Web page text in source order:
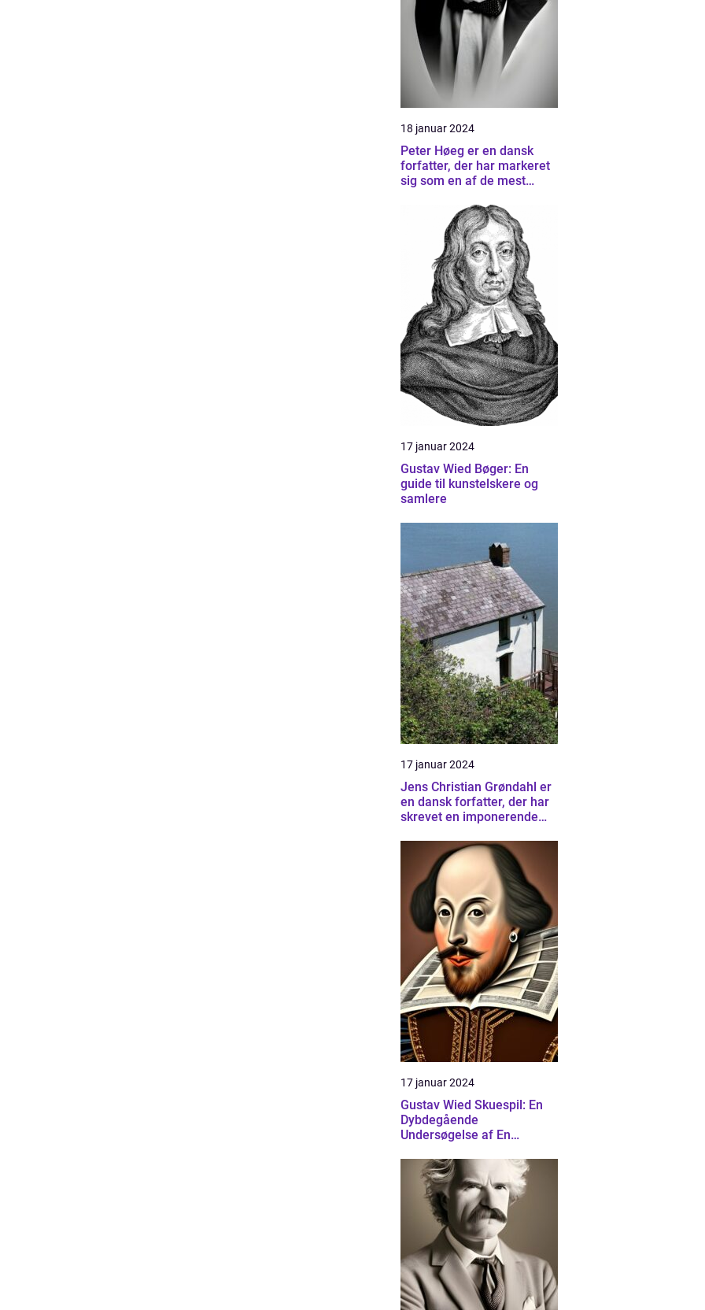
18 januar 2024
Peter Høeg er en dansk
forfatter, der har markeret
sig som en af de mest
inden for dansk litteratur
17 januar 2024
Gustav Wied Bøger: En
guide til kunstelskere og
samlere
17 januar 2024
Jens Christian Grøndahl er
en dansk forfatter, der har
skrevet en imponerende
debut i 1985
17 januar 2024
Gustav Wied Skuespil: En
Dybdegående
Undersøgelse af En